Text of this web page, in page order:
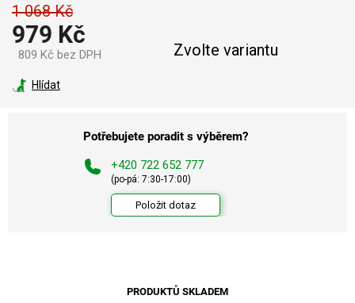
1 068 Kč
979 Kč
809 Kč bez DPH Zvolte variantu
Hlídat
Potřebujete poradit s výběrem?
+420 722 652 777
(po-pá: 7:30-17:00)
Položit dotaz
PRODUKTŮ SKLADEM